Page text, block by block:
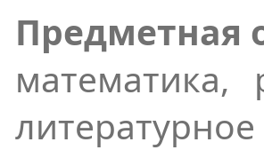
Предметная